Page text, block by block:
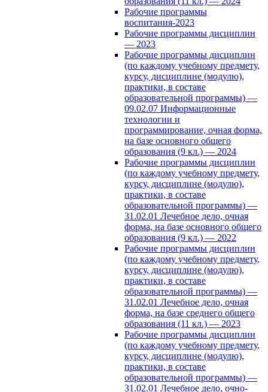
Рабочие программы
воспитания-2023
Рабочие программы дисциплин
— 2023
Рабочие программы дисциплин
(по каждому учебному предмету,
курсу, дисциплине (модулю),
практики, в составе
образовательной программы) —
09.02.07 Информационные
технологии и
программирование, очная форма,
на базе основного общего
образования (9 кл.) — 2024
Рабочие программы дисциплин
(по каждому учебному предмету,
курсу, дисциплине (модулю),
практики, в составе
образовательной программы) —
31.02.01 Лечебное дело, очная
форма, на базе основного общего
образования (9 кл.) — 2022
Рабочие программы дисциплин
(по каждому учебному предмету,
курсу, дисциплине (модулю),
практики, в составе
образовательной программы) —
31.02.01 Лечебное дело, очная
форма, на базе среднего общего
образования (11 кл.) — 2023
Рабочие программы дисциплин
(по каждому учебному предмету,
курсу, дисциплине (модулю),
практики, в составе
образовательной программы) —
31.02.01 Лечебное дело, очно-